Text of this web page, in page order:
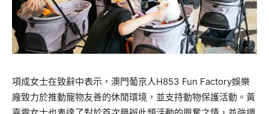
項成女士在致辭中表示，澳門葡京人H853 Fun Factory娛樂
廠致力於推動寵物友善的休閒環境，並支持動物保護活動。黃